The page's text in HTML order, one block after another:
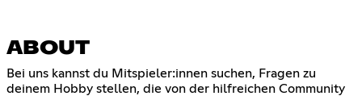
ABOUT
Bei uns kannst du Mitspieler:innen suchen, Fragen zu
deinem Hobby stellen, die von der hilfreichen Community